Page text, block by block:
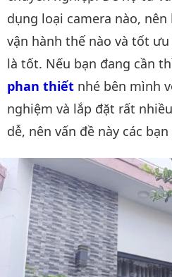
dụng loại camera nào,
vận hành thế nào và tốt
là tốt. Nếu bạn đang cần
phan thiết nhé bên mình
nghiệm và lắp đặt rất
dễ, nên vấn đề này các